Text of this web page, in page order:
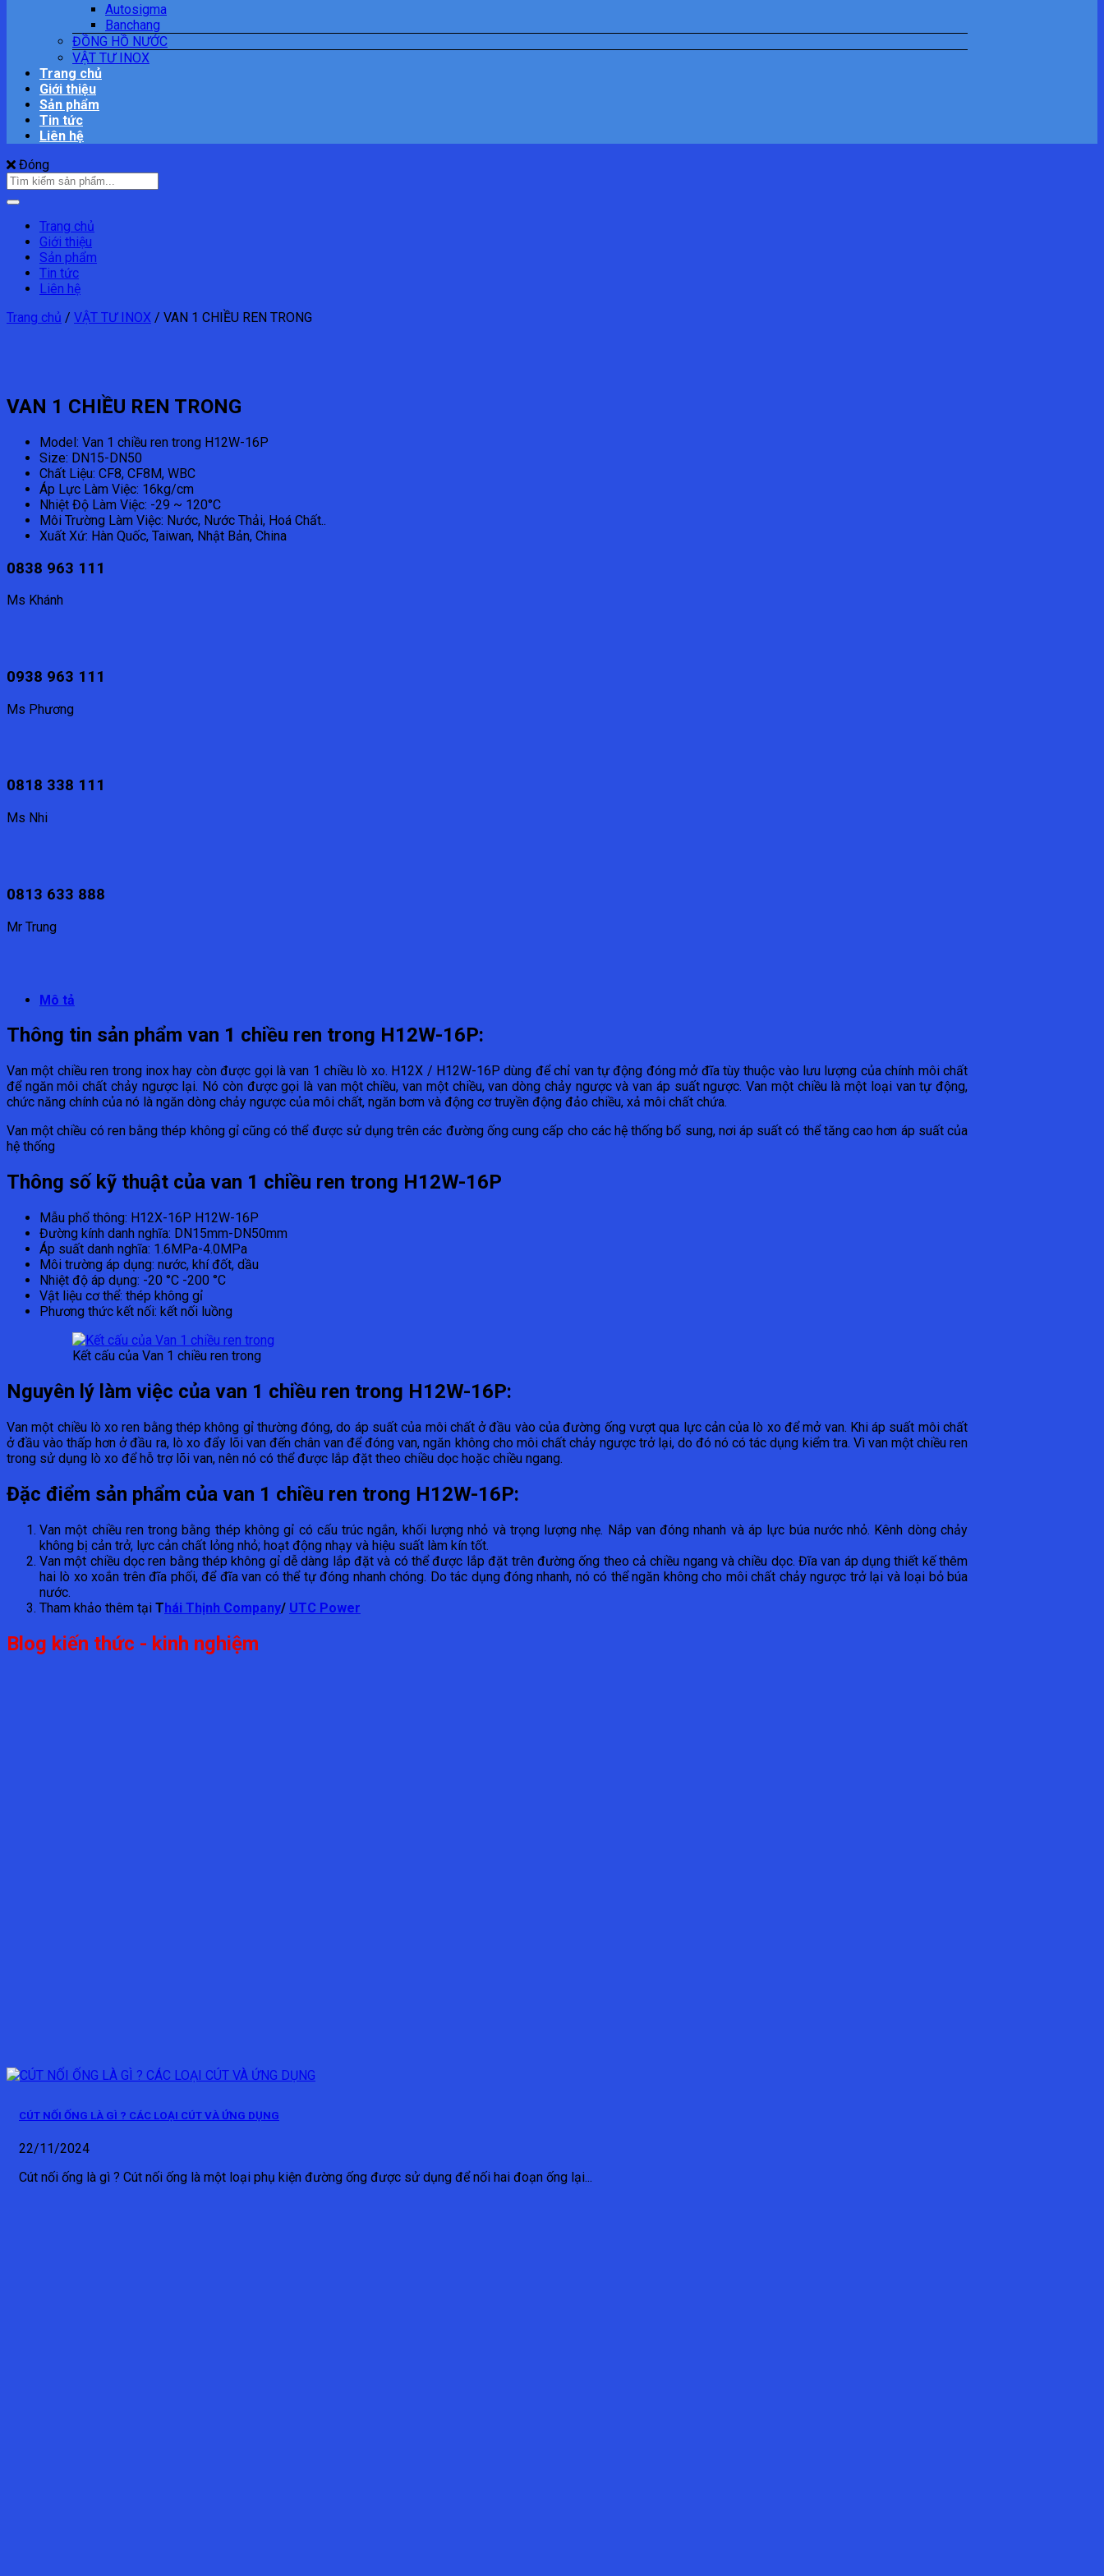
Autosigma
Banchang
ĐỒNG HỒ NƯỚC
VẬT TƯ INOX
Trang chủ
Giới thiệu
Sản phẩm
Tin tức
Liên hệ
Đóng
Tìm
kiếm:
Trang chủ
Giới thiệu
Sản phẩm
Tin tức
Liên hệ
Trang chủ / VẬT TƯ INOX / VAN 1 CHIỀU REN TRONG
VAN 1 CHIỀU REN TRONG
Model: Van 1 chiều ren trong H12W-16P
Size: DN15-DN50
Chất Liệu: CF8, CF8M, WBC
Áp Lực Làm Việc: 16kg/cm
Nhiệt Độ Làm Việc: -29 ~ 120°C
Môi Trường Làm Việc: Nước, Nước Thải, Hoá Chất..
Xuất Xứ: Hàn Quốc, Taiwan, Nhật Bản, China
0838 963 111
Ms Khánh
0938 963 111
Ms Phương
0818 338 111
Ms Nhi
0813 633 888
Mr Trung
Mô tả
Thông tin sản phẩm van 1 chiều ren trong H12W-16P:
Van một chiều ren trong inox hay còn được gọi là van 1 chiều lò xo. H12X / H12W-16P dùng để chỉ van tự động đóng mở đĩa tùy thuộc vào lưu lượng của chính môi chất
để ngăn môi chất chảy ngược lại. Nó còn được gọi là van một chiều, van một chiều, van dòng chảy ngược và van áp suất ngược. Van một chiều là một loại van tự động,
chức năng chính của nó là ngăn dòng chảy ngược của môi chất, ngăn bơm và động cơ truyền động đảo chiều, xả môi chất chứa.
Van một chiều có ren bằng thép không gỉ cũng có thể được sử dụng trên các đường ống cung cấp cho các hệ thống bổ sung, nơi áp suất có thể tăng cao hơn áp suất của
hệ thống
Thông số kỹ thuật của van 1 chiều ren trong H12W-16P
Mẫu phổ thông: H12X-16P H12W-16P
Đường kính danh nghĩa: DN15mm-DN50mm
Áp suất danh nghĩa: 1.6MPa-4.0MPa
Môi trường áp dụng: nước, khí đốt, dầu
Nhiệt độ áp dụng: -20 °C -200 °C
Vật liệu cơ thể: thép không gỉ
Phương thức kết nối: kết nối luồng
Kết cấu của Van 1 chiều ren trong
Nguyên lý làm việc của van 1 chiều ren trong H12W-16P:
Van một chiều lò xo ren bằng thép không gỉ thường đóng, do áp suất của môi chất ở đầu vào của đường ống vượt qua lực cản của lò xo để mở van. Khi áp suất môi chất
ở đầu vào thấp hơn ở đầu ra, lò xo đẩy lõi van đến chân van để đóng van, ngăn không cho môi chất chảy ngược trở lại, do đó nó có tác dụng kiểm tra. Vì van một chiều ren
trong sử dụng lò xo để hỗ trợ lõi van, nên nó có thể được lắp đặt theo chiều dọc hoặc chiều ngang.
Đặc điểm sản phẩm của van 1 chiều ren trong H12W-16P:
Van một chiều ren trong bằng thép không gỉ có cấu trúc ngắn, khối lượng nhỏ và trọng lượng nhẹ. Nắp van đóng nhanh và áp lực búa nước nhỏ. Kênh dòng chảy
không bị cản trở, lực cản chất lỏng nhỏ; hoạt động nhạy và hiệu suất làm kín tốt.
Van một chiều dọc ren bằng thép không gỉ dễ dàng lắp đặt và có thể được lắp đặt trên đường ống theo cả chiều ngang và chiều dọc. Đĩa van áp dụng thiết kế thêm
hai lò xo xoắn trên đĩa phối, để đĩa van có thể tự đóng nhanh chóng. Do tác dụng đóng nhanh, nó có thể ngăn không cho môi chất chảy ngược trở lại và loại bỏ búa
nước.
Tham khảo thêm tại Thái Thịnh Company/ UTC Power
Blog kiến thức - kinh nghiệm
CÚT NỐI ỐNG LÀ GÌ ? CÁC LOẠI CÚT VÀ ỨNG DỤNG
22/11/2024
Cút nối ống là gì ? Cút nối ống là một loại phụ kiện đường ống được sử dụng để nối hai đoạn ống lại...